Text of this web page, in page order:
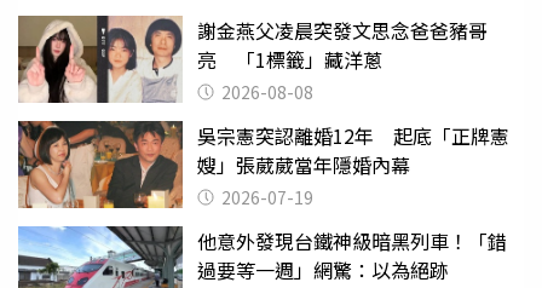
謝金燕父凌晨突發文思念爸爸豬哥
亮 「1標籤」藏洋蔥
2026-08-08
吳宗憲突認離婚12年 起底「正牌憲
嫂」張葳葳當年隱婚內幕
2026-07-19
他意外發現台鐵神級暗黑列車！「錯
過要等一週」網驚：以為絕跡